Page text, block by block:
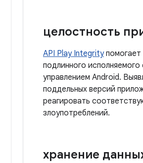
целостность
API Play Integrityпомогает
подлинного
управлением Android.
поддельных версий
реагировать
злоупотреблений.
хранение